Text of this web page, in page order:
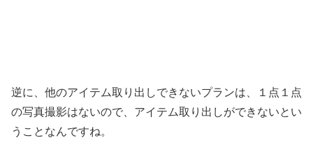
逆に、他のアイテム取り出しできないプランは、１点１点
の写真撮影はないので、アイテム取り出しができないとい
うことなんですね。